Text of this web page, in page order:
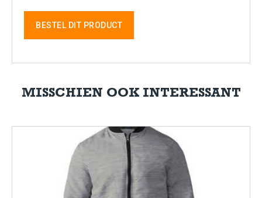
BESTEL DIT PRODUCT
MISSCHIEN OOK INTERESSANT